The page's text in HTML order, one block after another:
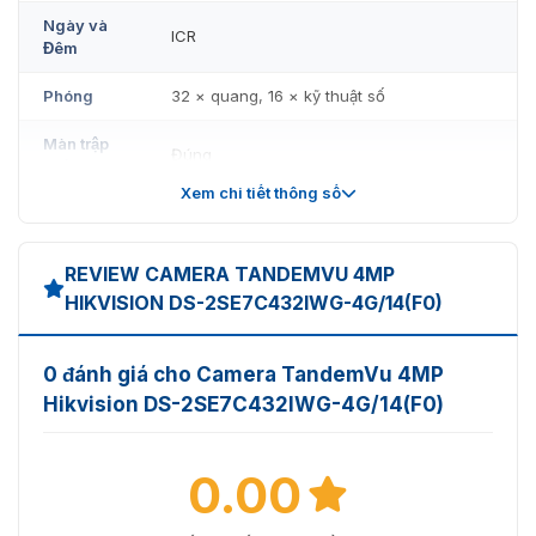
Ngày và
Đêm
ICR
Phóng 32 × quang, 16 × kỹ thuật số
Màn trập
Đúng
Tầm nhìn
35,2° đến 1,3°, trường nhìn chéo: 67,4° đến 2,6°
Tập trung Tự động, bán tự động, hướng dẫn sử dụng
Độ dài
tiêu cự
[Kênh đạn] 2,8 mm, [Kênh PTZ] 5,9 đến 188,8
[Kênh PTZ]: Khoảng
Xem chi tiết thông số
REVIEW CAMERA TANDEMVU 4MP
HIKVISION DS-2SE7C432IWG-4G/14(F0)
0 đánh giá cho Camera TandemVu 4MP
Hikvision DS-2SE7C432IWG-4G/14(F0)
0.00